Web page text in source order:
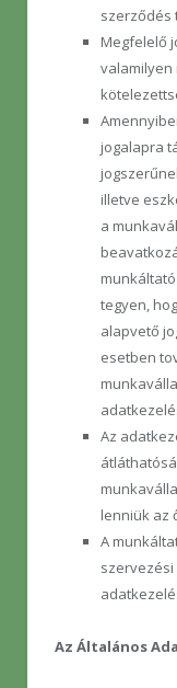
szerződés
Megfelelő
valamilyen
jogalapra
illetve
a
tegyen,
alapvető
esetben
Az
lenniük az
A
Az Általános